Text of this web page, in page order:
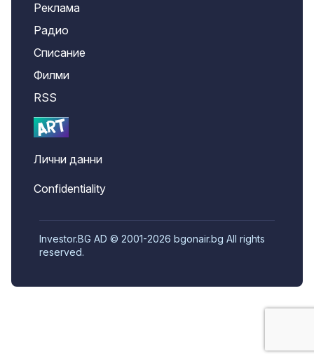
Реклама
Радио
Списание
Филми
RSS
Лични данни
Confidentiality
Investor.BG AD © 2001-2026 bgonair.bg All rights
reserved.